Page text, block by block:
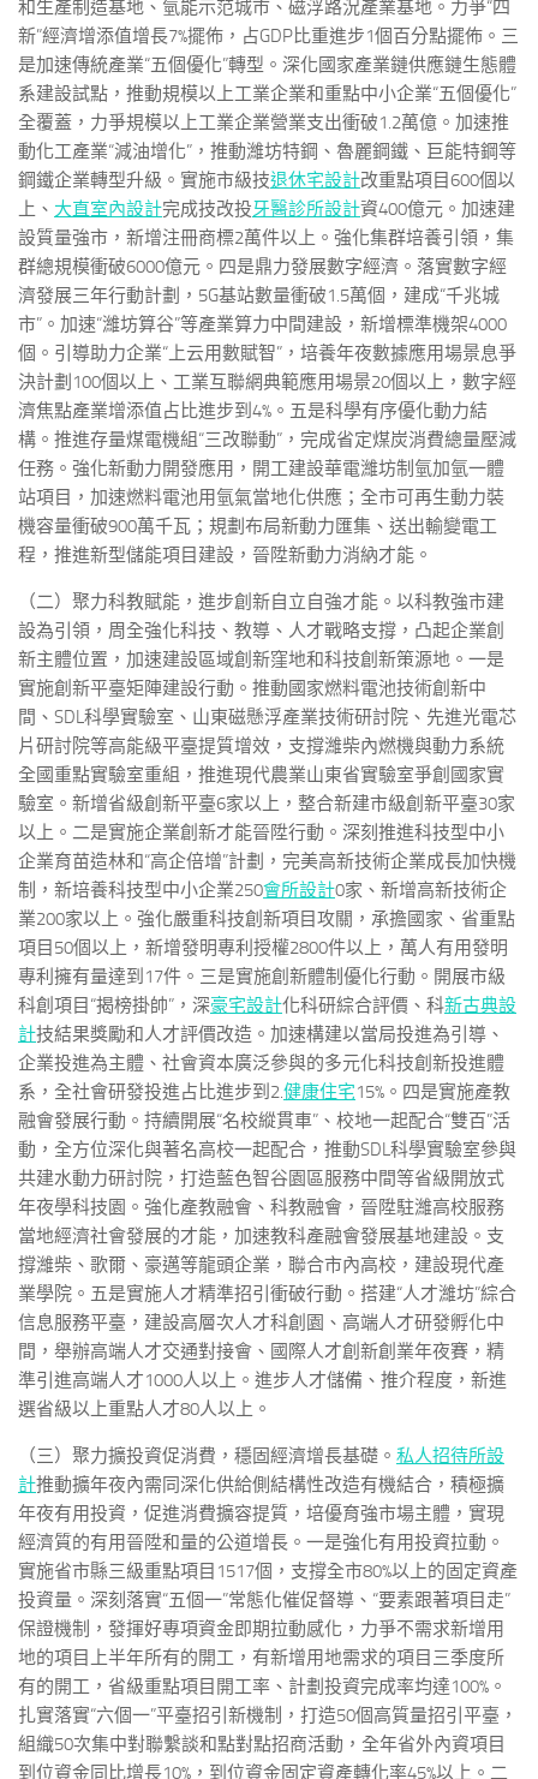
和生產制造基地、氫能示范城市、磁浮路況產業基地。力爭“四
新”經濟增添值增長7%擺佈，占GDP比重進步1個百分點擺佈。三
是加速傳統產業“五個優化”轉型。深化國家產業鏈供應鏈生態體
系建設試點，推動規模以上工業企業和重點中小企業“五個優化”
全覆蓋，力爭規模以上工業企業營業支出衝破1.2萬億。加速推
動化工產業“減油增化”，推動濰坊特鋼、魯麗鋼鐵、巨能特鋼等
鋼鐵企業轉型升級。實施市級技退休宅設計改重點項目600個以
上、 大直室內設計完成技改投牙醫診所設計資400億元。加速建
設質量強市，新增注冊商標2萬件以上。強化集群培養引領，集
群總規模衝破6000億元。四是鼎力發展數字經濟。落實數字經
濟發展三年行動計劃，5G基站數量衝破1.5萬個，建成“千兆城
市”。加速“濰坊算谷”等產業算力中間建設，新增標準機架4000
個。引導助力企業“上云用數賦智”，培養年夜數據應用場景息爭
決計劃100個以上、工業互聯網典範應用場景20個以上，數字經
濟焦點產業增添值占比進步到4%。五是科學有序優化動力結
構。推進存量煤電機組“三改聯動”，完成省定煤炭消費總量壓減
任務。強化新動力開發應用，開工建設華電濰坊制氫加氫一體
站項目，加速燃料電池用氫氣當地化供應；全市可再生動力裝
機容量衝破900萬千瓦；規劃布局新動力匯集、送出輸變電工
程，推進新型儲能項目建設，晉陞新動力消納才能。
（二）聚力科教賦能，進步創新自立自強才能。以科教強市建
設為引領，周全強化科技、教導、人才戰略支撐，凸起企業創
新主體位置，加速建設區域創新窪地和科技創新策源地。一是
實施創新平臺矩陣建設行動。推動國家燃料電池技術創新中
間、SDL科學實驗室、山東磁懸浮產業技術研討院、先進光電芯
片研討院等高能級平臺提質增效，支撐濰柴內燃機與動力系統
全國重點實驗室重組，推進現代農業山東省實驗室爭創國家實
驗室。新增省級創新平臺6家以上，整合新建市級創新平臺30家
以上。二是實施企業創新才能晉陞行動。深刻推進科技型中小
企業育苗造林和“高企倍增”計劃，完美高新技術企業成長加快機
制，新培養科技型中小企業250會所設計0家、新增高新技術企
業200家以上。強化嚴重科技創新項目攻關，承擔國家、省重點
項目50個以上，新增發明專利授權2800件以上，萬人有用發明
專利擁有量達到17件。三是實施創新體制優化行動。開展市級
科創項目“揭榜掛帥”，深豪宅設計化科研綜合評價、科新古典設
計技結果獎勵和人才評價改造。加速構建以當局投進為引導、
企業投進為主體、社會資本廣泛參與的多元化科技創新投進體
系，全社會研發投進占比進步到2.健康住宅15%。四是實施產教
融會發展行動。持續開展“名校縱貫車”、校地一起配合“雙百”活
動，全方位深化與著名高校一起配合，推動SDL科學實驗室參與
共建水動力研討院，打造藍色智谷園區服務中間等省級開放式
年夜學科技園。強化產教融會、科教融會，晉陞駐濰高校服務
當地經濟社會發展的才能，加速教科產融會發展基地建設。支
撐濰柴、歌爾、豪邁等龍頭企業，聯合市內高校，建設現代產
業學院。五是實施人才精準招引衝破行動。搭建“人才濰坊”綜合
信息服務平臺，建設高層次人才科創園、高端人才研發孵化中
間，舉辦高端人才交通對接會、國際人才創新創業年夜賽，精
準引進高端人才1000人以上。進步人才儲備、推介程度，新進
選省級以上重點人才80人以上。
（三）聚力擴投資促消費，穩固經濟增長基礎。 私人招待所設
計推動擴年夜內需同深化供給側結構性改造有機結合，積極擴
年夜有用投資，促進消費擴容提質，培優育強市場主體，實現
經濟質的有用晉陞和量的公道增長。一是強化有用投資拉動。
實施省市縣三級重點項目1517個，支撐全市80%以上的固定資產
投資量。深刻落實“五個一”常態化催促督導、“要素跟著項目走”
保證機制，發揮好專項資金即期拉動感化，力爭不需求新增用
地的項目上半年所有的開工，有新增用地需求的項目三季度所
有的開工，省級重點項目開工率、計劃投資完成率均達100%。
扎實落實“六個一”平臺招引新機制，打造50個高質量招引平臺，
組織50次集中對聯繫談和點對點招商活動，全年省外內資項目
到位資金同比增長10%，到位資金固定資產轉化率45%以上。二